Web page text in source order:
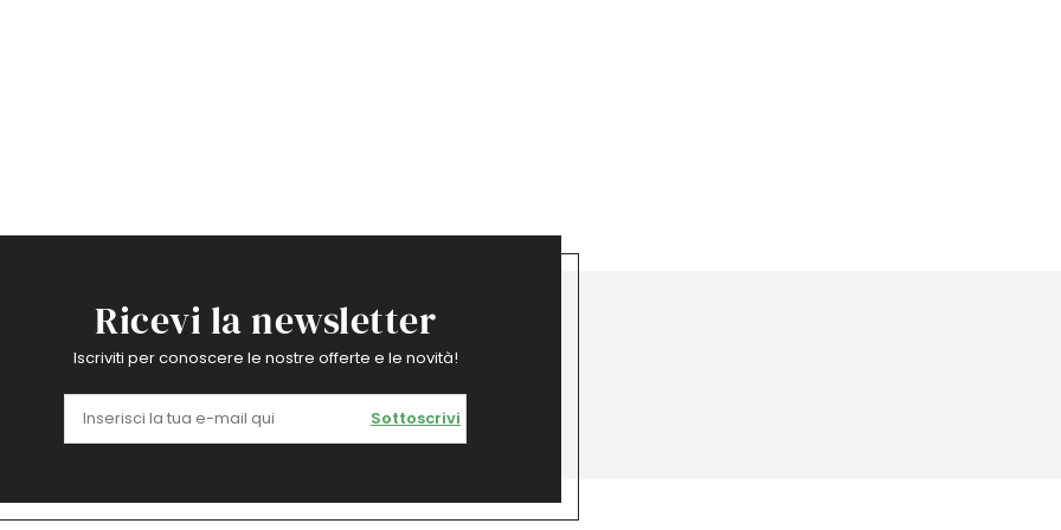
Ricevi la newsletter
Iscriviti per conoscere le nostre offerte e le novità!
Sottoscrivi